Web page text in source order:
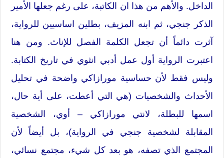
الداخل. والأهم من هذا ان الكاتبة، على رغم جعلها الأمير
الذكر جنجي، ثم ابنه المزيف، بطلين اساسيين للرواية،
آثرت دائماً أن تجعل الكلمة الفصل للإناث. ومن هنا
اعتبرت الرواية أول عمل أدبي انثوي في تاريخ الكتابة.
وليس فقط لأن حساسية مورازاكي واضحة في تحليل
الأحداث والشخصيات (هي التي أعطت، على أية حال،
اسمها للبطلة، لانتي مورازاكي – أوي، الشخصية
المقابلة لشخصية جنجي في الرواية)، بل أيضاً لأن
المجتمع الذي تصفه، هو بعد كل شيء، مجتمع نسائي،